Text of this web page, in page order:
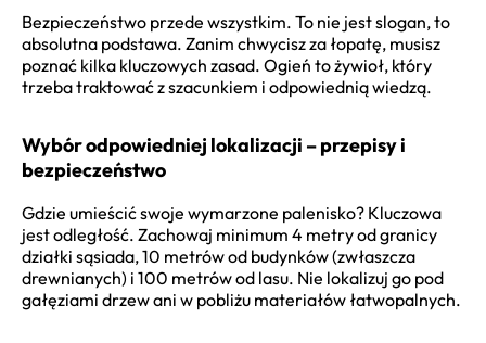
Bezpieczeństwo przede wszystkim. To nie jest slogan, to
absolutna podstawa. Zanim chwycisz za łopatę, musisz
poznać kilka kluczowych zasad. Ogień to żywioł, który
trzeba traktować z szacunkiem i odpowiednią wiedzą.
Wybór odpowiedniej lokalizacji – przepisy i
bezpieczeństwo
Gdzie umieścić swoje wymarzone palenisko? Kluczowa
jest odległość. Zachowaj minimum 4 metry od granicy
działki sąsiada, 10 metrów od budynków (zwłaszcza
drewnianych) i 100 metrów od lasu. Nie lokalizuj go pod
gałęziami drzew ani w pobliżu materiałów łatwopalnych.